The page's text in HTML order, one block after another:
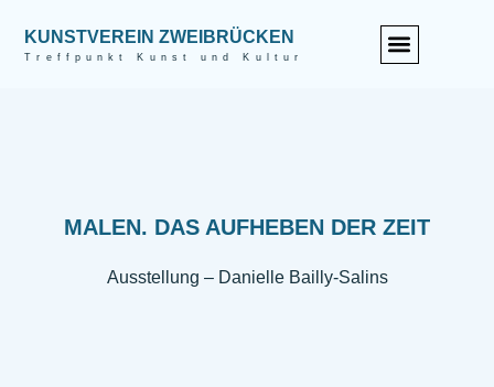
KUNSTVEREIN ZWEIBRÜCKEN
Treffpunkt Kunst und Kultur
MALEN. DAS AUFHEBEN DER ZEIT
Ausstellung – Danielle Bailly-Salins